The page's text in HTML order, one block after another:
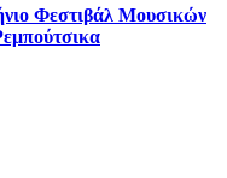
Φεστιβάλ Μουσικών